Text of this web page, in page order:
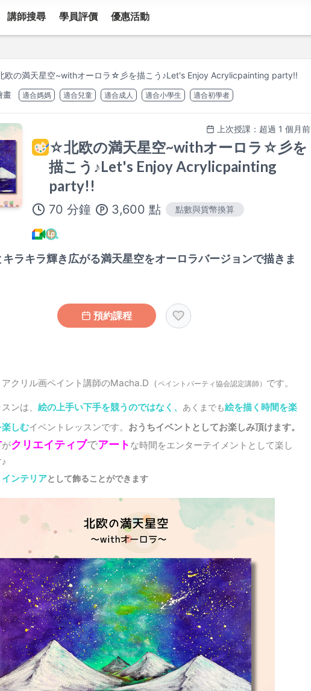
講師搜尋 學員評價 優惠活動
欧の満天星空~withオーロラ☆彡を描こう♪Let's Enjoy Acrylicpainting party!!
畫 適合媽媽 適合兒童 適合成人 適合小學生 適合初學者
上次授課：超過 1 個月前
☆北欧の満天星空~withオーロラ☆彡を
描こう♪Let's Enjoy Acrylicpainting
party!!
70 分鐘 3,600 點 點數與貨幣換算
ラキラ輝き広がる満天星空をオーロラバージョンで描きま
預約課程
クリル画ペイント講師のMacha.D（ペイントパーティ協会認定講師） です。
ンは、 絵の上手い下手を競うのではなく、 あくまでも絵を描く時間を楽
楽しむイベントレッスンです。 おうちイベントとしてお楽しみ頂けます。
がクリエイティブでアート な時間をエンターテイメントとして楽し
ンテリアとして飾ることができます